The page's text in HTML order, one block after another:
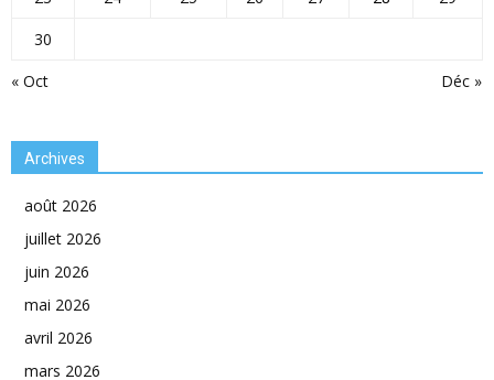
« Oct Déc »
30
Archives
août 2026
juillet 2026
juin 2026
mai 2026
avril 2026
mars 2026